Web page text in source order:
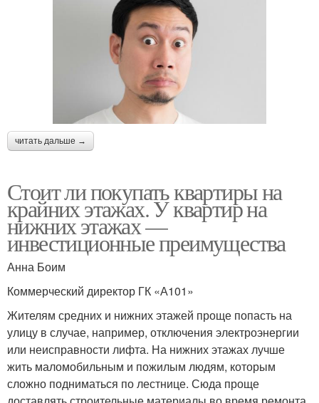
читать дальше →
Стоит ли покупать квартиры на
крайних этажах. У квартир на
нижних этажах —
инвестиционные преимущества
Анна Боим
Коммерческий директор ГК «А101»
Жителям средних и нижних этажей проще попасть на
улицу в случае, например, отключения электроэнергии
или неисправности лифта. На нижних этажах лучше
жить маломобильным и пожилым людям, которым
сложно подниматься по лестнице. Сюда проще